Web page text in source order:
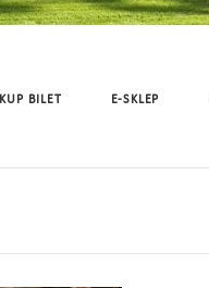
KUP BILET E-SKLEP